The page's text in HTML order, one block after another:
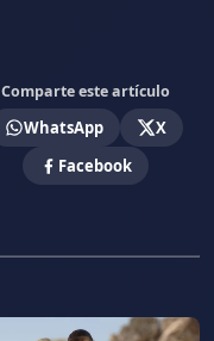
Comparte este artículo
WhatsApp
X
Facebook